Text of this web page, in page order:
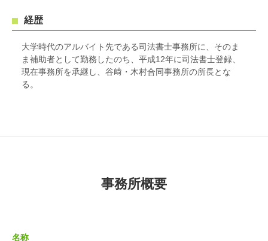
経歴
大学時代のアルバイト先である司法書士事務所に、そのま
ま補助者として勤務したのち、平成12年に司法書士登録、
現在事務所を承継し、谷﨑・木村合同事務所の所長とな
る。
事務所概要
名称